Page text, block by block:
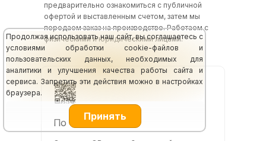
предварительно ознакомиться с публичной
офертой и выставленным счетом, затем мы
передаем заказ на производство. Работаем с
физическими и юридическими лицами.
По QR-коду
Продолжая использовать наш сайт, вы соглашаетесь с
условиями обработки cookie-файлов и
пользовательских данных, необходимых для
аналитики и улучшения качества работы сайта и
сервиса. Запретить эти действия можно в настройках
браузера.
Принять